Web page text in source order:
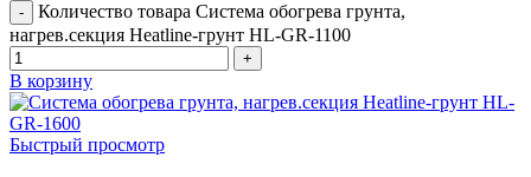
Количество товара Система обогрева грунта,
нагрев.секция Heatline-грунт HL-GR-1100
В корзину
Быстрый просмотр